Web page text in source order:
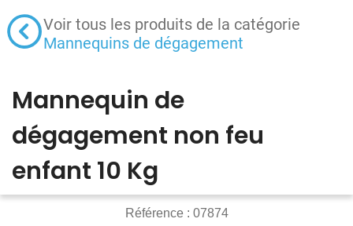
Voir tous les produits de la catégorie
Mannequins de dégagement
Mannequin de
dégagement non feu
enfant 10 Kg
Référence : 07874